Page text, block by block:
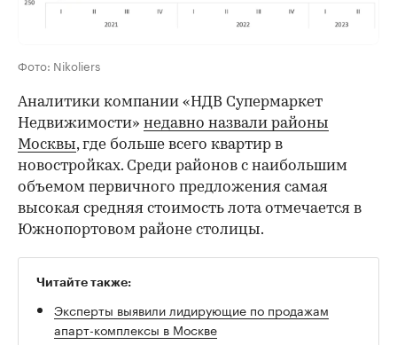
00:00 00:00
Фото: Nikoliers
Аналитики компании «НДВ Супермаркет
Недвижимости» недавно назвали районы
Москвы, где больше всего квартир в
новостройках. Среди районов с наибольшим
объемом первичного предложения самая
высокая средняя стоимость лота отмечается в
Южнопортовом районе столицы.
Читайте также:
Эксперты выявили лидирующие по продажам
апарт-комплексы в Москве